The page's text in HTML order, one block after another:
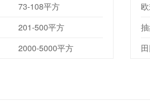
73-108平方
201-500平方
2000-5000平方